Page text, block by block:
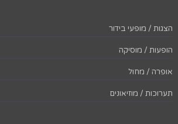
הצגות / מופעי בידור
הופעות / מוסיקה
אופרה / מחול
תערוכות / מוזיאונים